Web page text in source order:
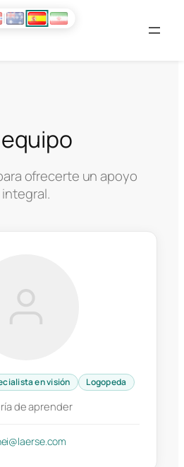
equipo
ofrecerte un apoyo
integral.
en visión Logopeda
de aprender